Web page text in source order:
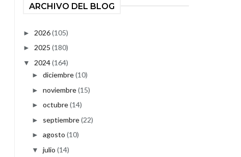
ARCHIVO DEL BLOG
► 2026(105)
► 2025 (180)
▼ 2024(164)
► diciembre(10)
► noviembre(15)
► octubre(14)
► septiembre(22)
► agosto (10)
▼ julio (14)